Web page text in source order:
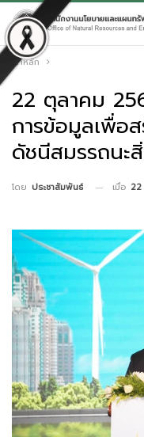
หน้าหลัก
22 ตุลาคม
การข้อมูลเพื่อส
ดัชนีสมรรถนะ
โดย ประชาสัมพันธ์ เมื่อ